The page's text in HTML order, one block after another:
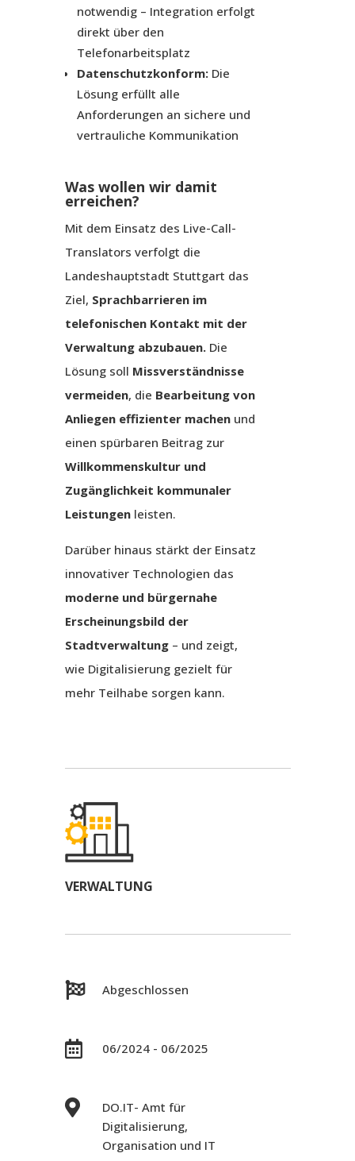
notwendig – Integration erfolgt
direkt über den
Telefonarbeitsplatz
Datenschutzkonform:Die
Lösung erfüllt alle
Anforderungen an sichere und
vertrauliche Kommunikation
Was wollen wir damit
erreichen?
Mit dem Einsatz des Live-Call-
Translators verfolgt die
Landeshauptstadt Stuttgart das
Ziel, Sprachbarrieren im
telefonischen Kontakt mit der
Verwaltung abzubauen. Die
Lösung soll Missverständnisse
vermeiden, die Bearbeitung von
Anliegen effizienter machenund
einen spürbaren Beitrag zur
Willkommenskultur und
Zugänglichkeit kommunaler
Leistungenleisten.
Darüber hinaus stärkt der Einsatz
innovativer Technologien das
moderne und bürgernahe
Erscheinungsbild der
Stadtverwaltung– und zeigt,
wie Digitalisierung gezielt für
mehr Teilhabe sorgen kann.
VERWALTUNG
 Abgeschlossen
 06/2024 - 06/2025

DO.IT- Amt für
Digitalisierung,
Organisation und IT